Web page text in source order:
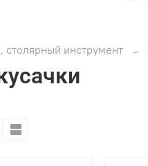
столярный инструмент